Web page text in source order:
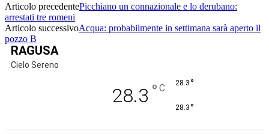
Articolo precedentePicchiano un connazionale e lo derubano:
arrestati tre romeni
Articolo successivoAcqua: probabilmente in settimana sarà aperto il
pozzo B
RAGUSA
Cielo Sereno
28.3 ° C 28.3 °
28.3 °